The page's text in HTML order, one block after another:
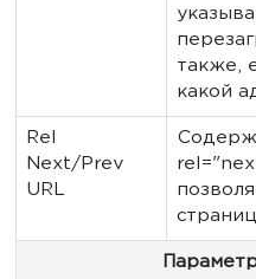
также,
какой
Rel
Next/Prev
URL